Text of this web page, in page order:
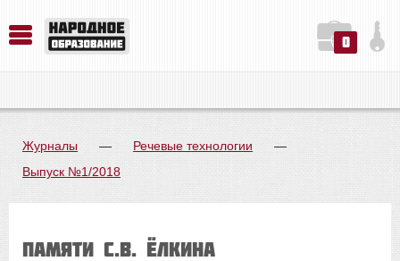
0
Журналы — Речевые технологии
—
Выпуск №1/2018
Памяти С.В. Ёлкина